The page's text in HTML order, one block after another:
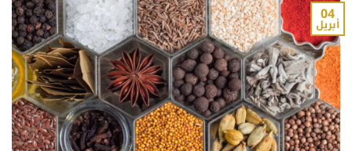
04
أبريل